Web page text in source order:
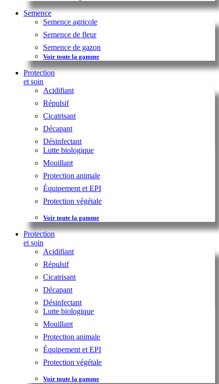
Semence
Semence agricole
Semence de fleur
Semence de gazon
Voir toute la gamme
Protection
et soin
Acidifiant
Répulsif
Cicatrisant
Décapant
Désinfectant
Lutte biologique
Mouillant
Protection animale
Équipement et EPI
Protection végétale
Voir toute la gamme
Protection
et soin
Acidifiant
Répulsif
Cicatrisant
Décapant
Désinfectant
Lutte biologique
Mouillant
Protection animale
Équipement et EPI
Protection végétale
Voir toute la gamme